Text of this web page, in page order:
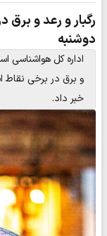
رگبار و رعد و برق
دوشنبه
اداره کل هواشناسی
خبر داد.